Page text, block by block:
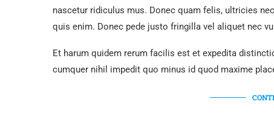
nascetur ridiculus mus. Donec quam felis, ultricies
quis enim. Donec pede justo fringilla vel aliquet nec
Et harum quidem rerum facilis est et expedita
cumquer nihil impedit quo minus id quod maxime